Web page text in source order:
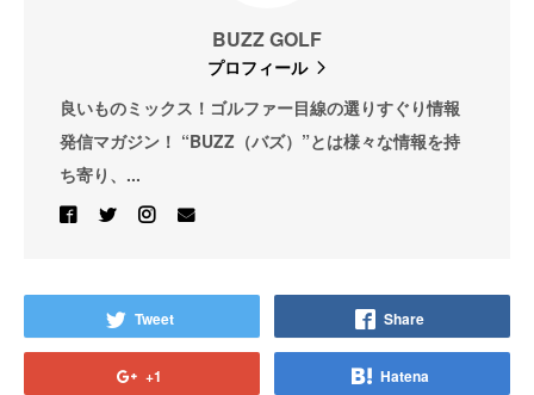
BUZZ GOLF
プロフィール
良いものミックス！ゴルファー目線の選りすぐり情報
発信マガジン！ “BUZZ（バズ）”とは様々な情報を持
ち寄り、...
Tweet Share
+1 Hatena